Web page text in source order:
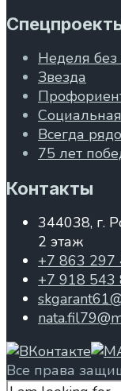
Неделя без
Звезда
Всегда
75 лет
Контакты
344038, г.
2 этаж
+7 863 297
+7 918 543
Все права